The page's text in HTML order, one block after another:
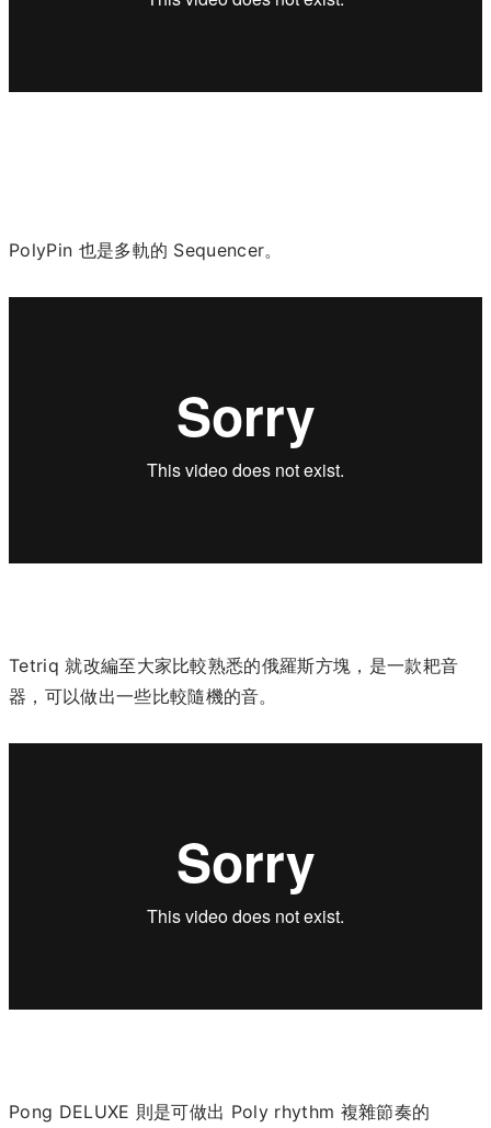
PolyPin 也是多軌的 Sequencer。
Tetriq 就改編至大家比較熟悉的俄羅斯方塊，是一款耙音
器，可以做出一些比較隨機的音。
Pong DELUXE 則是可做出 Poly rhythm 複雜節奏的